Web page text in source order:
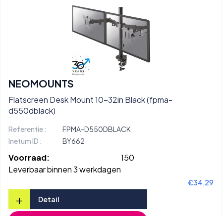
NEOMOUNTS
Flatscreen Desk Mount 10-32in Black (fpma-
d550dblack)
Referentie :
FPMA-D550DBLACK
Inetum ID :
BY662
Voorraad:
150
Leverbaar binnen 3 werkdagen
€34,29
+ Detail